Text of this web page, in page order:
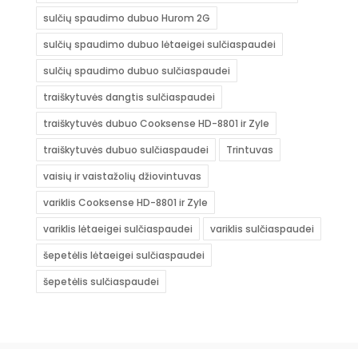
sulčių spaudimo dubuo Hurom 2G
sulčių spaudimo dubuo lėtaeigei sulčiaspaudei
sulčių spaudimo dubuo sulčiaspaudei
traiškytuvės dangtis sulčiaspaudei
traiškytuvės dubuo Cooksense HD-8801 ir Zyle
traiškytuvės dubuo sulčiaspaudei
Trintuvas
vaisių ir vaistažolių džiovintuvas
variklis Cooksense HD-8801 ir Zyle
variklis lėtaeigei sulčiaspaudei
variklis sulčiaspaudei
šepetėlis lėtaeigei sulčiaspaudei
šepetėlis sulčiaspaudei